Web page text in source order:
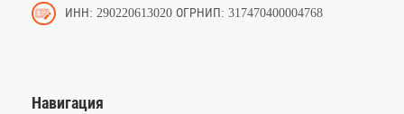
ИНН: 290220613020 ОГРНИП: 317470400004768
Навигация